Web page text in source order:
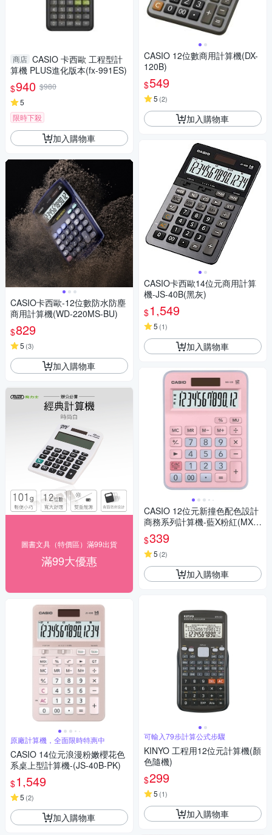
商店 CASIO 卡西歐 工程型計
算機 PLUS進化版本(fx-991ES)
$940 $980
5
限時下殺
加入購物車
CASIO卡西歐-12位數防水防塵
商用計算機(WD-220MS-BU)
$829
5 (3)
加入購物車
圖書文具（特價區）滿99出貨
滿99大優惠
原廠計算機，全面限時特惠中
CASIO 14位元浪漫粉嫩櫻花色
系桌上型計算機-(JS-40B-PK)
$1,549
5 (2)
加入購物車
CASIO 12位數商用計算機(DX-
120B)
$549
5 (2)
加入購物車
CASIO卡西歐14位元商用計算
機-JS-40B(黑灰)
$1,549
5 (1)
加入購物車
CASIO 12位元新撞色配色設計
商務系列計算機-藍X粉紅(MX-1
2B-PKLB)
$339
5 (2)
加入購物車
可輸入79步計算公式步驟
KINYO 工程用12位元計算機(顏
色隨機)
$299
5 (1)
加入購物車